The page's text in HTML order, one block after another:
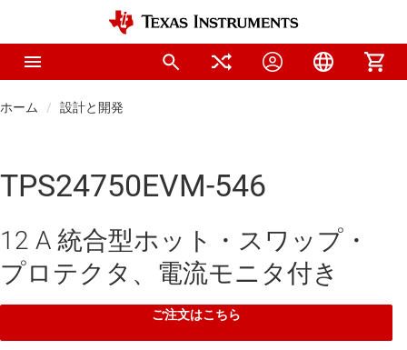
ホーム 設計と開発
TPS24750EVM-546
12 A 統合型ホット・スワップ・
プロテクタ、電流モニタ付き
ご注文はこちら